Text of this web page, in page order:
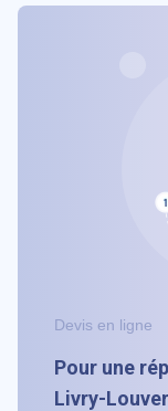
Devis en ligne
Pour une
Livry-